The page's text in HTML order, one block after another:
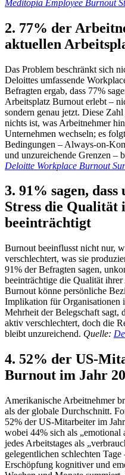
Meditopia Employee Burnout
2. 77% der
aktuellen
Das Problem beschränkt sich
Deloittes umfassende
Befragten ergab, dass 77%
Arbeitsplatz Burnout erlebt –
sondern genau jetzt. Diese
nichts ist, was Arbeitnehmer
Unternehmen wechseln; es
Bedingungen – Always-on-
und unzureichende Grenzen –
Deloitte Workplace Burnout
3. 91% sagen,
Stress die
beeinträchtigt
Burnout beeinflusst nicht nur,
verschlechtert, was sie
91% der Befragten sagen,
beeinträchtige die Qualität
Burnout könne persönliche
Implikation für Organisationen
Mehrheit der Belegschaft sagt,
aktiv verschlechtert, doch die
bleibt unzureichend. Quelle:
4. 52% der US-
Burnout im Jahr
Amerikanische Arbeitnehmer
als der globale Durchschnitt.
52% der US-Mitarbeiter im
wobei 44% sich als „emotional
jedes Arbeitstages als
gelegentlichen schlechten
Erschöpfung kognitiver und